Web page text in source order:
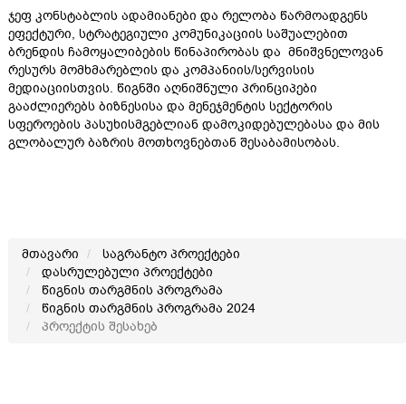
ჯეფ კონსტაბლის ადამიანები და რელობა წარმოადგენს
ეფექტური, სტრატეგიული კომუნიკაციის საშუალებით
ბრენდის ჩამოყალიბების წინაპირობას და მნიშვნელოვან
რესურს მომხმარებლის და კომპანიის/სერვისის
მედიაციისთვის. წიგნში აღნიშნული პრინციპები
გააძლიერებს ბიზნესისა და მენეჯმენტის სექტორის
სფეროების პასუხისმგებლიან დამოკიდებულებასა და მის
გლობალურ ბაზრის მოთხოვნებთან შესაბამისობას.
მთავარი
საგრანტო პროექტები
დასრულებული პროექტები
წიგნის თარგმნის პროგრამა
წიგნის თარგმნის პროგრამა 2024
პროექტის შესახებ